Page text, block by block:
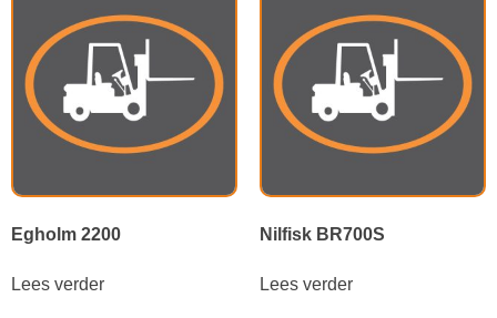
Egholm 2200
Lees verder
Nilfisk BR700S
Lees verder